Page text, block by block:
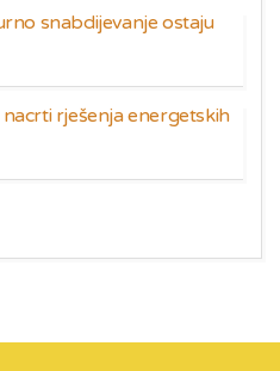
snabdijevanje ostaju
rješenja energetskih